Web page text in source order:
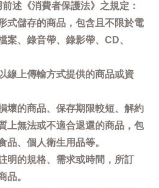
述《消費者保護法》之規定：
式儲存的商品，包含且不限於電
案、錄音帶、錄影帶、CD、
線上傳輸方式提供的商品或資
壞的商品、保存期限較短、解約
上無法或不適合退還的商品，包
品、個人衛生用品等。
明的規格、需求或時間，所訂
品。